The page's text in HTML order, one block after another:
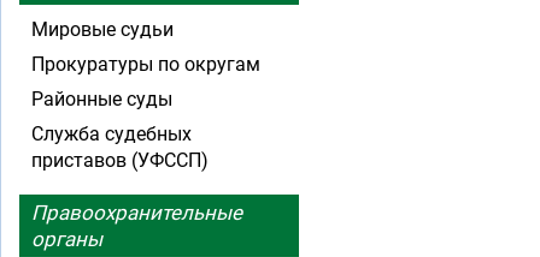
Мировые судьи
Прокуратуры по округам
Районные суды
Служба судебных
приставов (УФССП)
Правоохранительные
органы